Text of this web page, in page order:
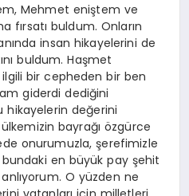
Mehmet eniştem ve
fırsatı buldum. Onların
insan hikayelerini de
buldum. Haşmet
bir cepheden bir ben
giderdi dediğini
hikayelerin değerini
bayrağı özgürce
onurumuzla, şerefimizle
bundaki en büyük pay şehit
O yüzden ne